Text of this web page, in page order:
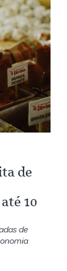
de
10
de